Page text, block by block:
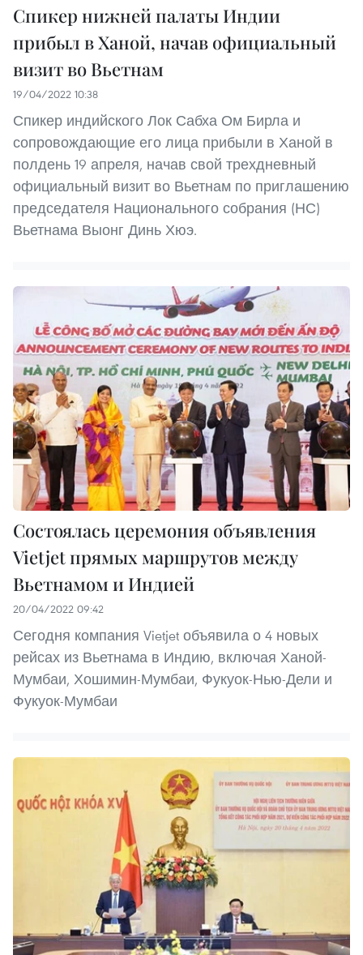
Спикер нижней палаты Индии
прибыл в Ханой, начав официальный
визит во Вьетнам
19/04/2022 10:38
Спикер индийского Лок Сабха Ом Бирла и
сопровождающие его лица прибыли в Ханой в
полдень 19 апреля, начав свой трехдневный
официальный визит во Вьетнам по приглашению
председателя Национального собрания (НС)
Вьетнама Выонг Динь Хюэ.
Cостоялась церемония объявления
Vietjet прямых маршрутов между
Вьетнамом и Индией
20/04/2022 09:42
Сегодня компания Vietjet объявила о 4 новых
рейсах из Вьетнама в Индию, включая Ханой-
Мумбаи, Хошимин-Мумбаи, Фукуок-Нью-Дели и
Фукуок-Мумбаи